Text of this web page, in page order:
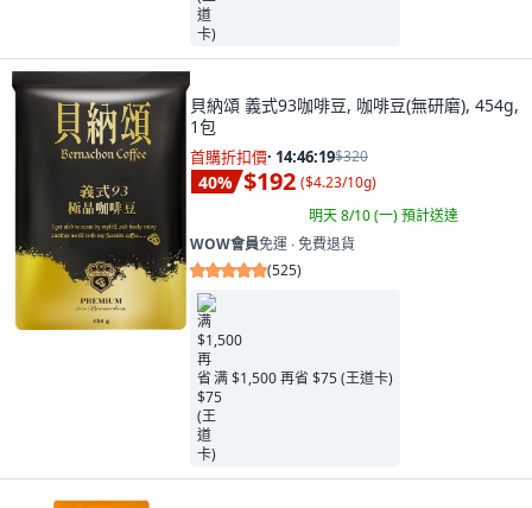
貝納頌 義式93咖啡豆, 咖啡豆(無研磨), 454g,
1包
首購折扣價· 14:46:17$320
40% $192 ($4.23/10g)
明天 8/10 (一)預計送達
WOW會員免運 ∙ 免費退貨
(525)
满 $1,500 再省 $75 (王道卡)